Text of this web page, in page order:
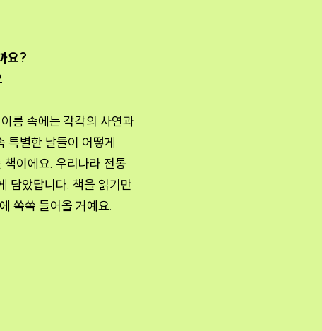
요?
름 속에는 각각의 사연과
특별한 날들이 어떻게
이에요. 우리나라 전통
담았답니다. 책을 읽기만
쏙쏙 들어올 거예요.